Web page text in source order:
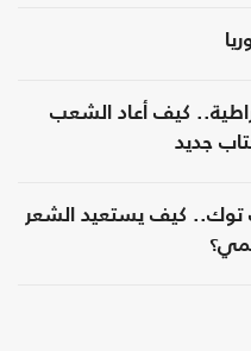
كيف أعاد الشعب
جديد
كيف يستعيد الشعر